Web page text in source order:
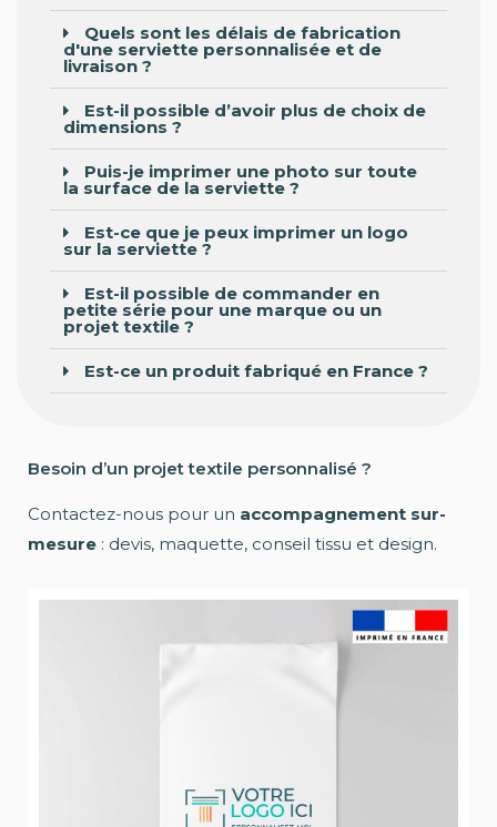
Quels sont les délais de fabrication
d'une serviette personnalisée et de
livraison ?
Est-il possible d’avoir plus de choix de
dimensions ?
Puis-je imprimer une photo sur toute
la surface de la serviette ?
Est-ce que je peux imprimer un logo
sur la serviette ?
Est-il possible de commander en
petite série pour une marque ou un
projet textile ?
Est-ce un produit fabriqué en France ?
Besoin d’un projet textile personnalisé ?
Contactez-nous pour un accompagnement sur-
mesure : devis, maquette, conseil tissu et design.